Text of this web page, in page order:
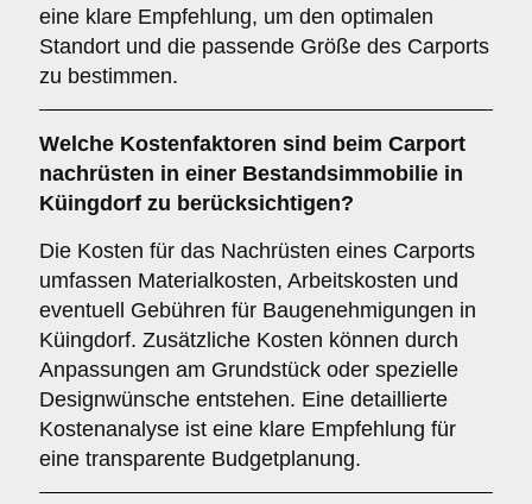
eine klare Empfehlung, um den optimalen
Standort und die passende Größe des Carports
zu bestimmen.
Welche Kostenfaktoren sind beim Carport
nachrüsten in einer Bestandsimmobilie in
Küingdorf zu berücksichtigen?
Die Kosten für das Nachrüsten eines Carports
umfassen Materialkosten, Arbeitskosten und
eventuell Gebühren für Baugenehmigungen in
Küingdorf. Zusätzliche Kosten können durch
Anpassungen am Grundstück oder spezielle
Designwünsche entstehen. Eine detaillierte
Kostenanalyse ist eine klare Empfehlung für
eine transparente Budgetplanung.